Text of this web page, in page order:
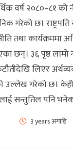
वर्ष २०८०–८१ को
गरेको छ। राष्ट्रपति
तथा कार्यक्रममा
छन्। ३६ पृष्ठ लामो
लिएर
उल्लेख गरेको छ।
सन्तुतिल पनि
३ years अगाडि